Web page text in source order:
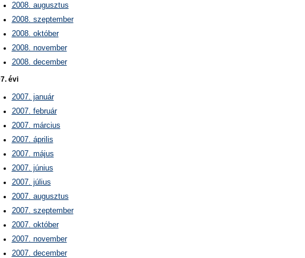
2008. augusztus
2008. szeptember
2008. október
2008. november
2008. december
évi
2007. január
2007. február
2007. március
2007. április
2007. május
2007. június
2007. július
2007. augusztus
2007. szeptember
2007. október
2007. november
2007. december